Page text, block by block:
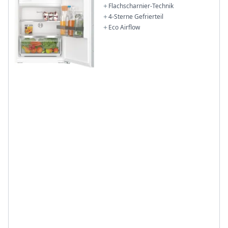
Flachscharnier-Technik
4-Sterne Gefrierteil
Eco Airflow